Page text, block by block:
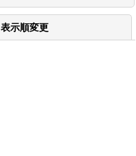
表示順変更